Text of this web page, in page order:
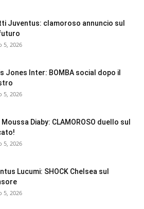
Juventus: clamoroso annuncio sul
5, 2026
Jones Inter: BOMBA social dopo il
5, 2026
Moussa Diaby: CLAMOROSO duello sul
5, 2026
Lucumi: SHOCK Chelsea sul
5, 2026